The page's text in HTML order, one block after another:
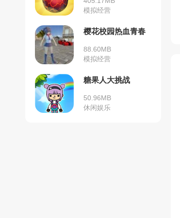
模拟经营
樱花校园热血青春
88.60MB
模拟经营
糖果人大挑战
50.96MB
休闲娱乐